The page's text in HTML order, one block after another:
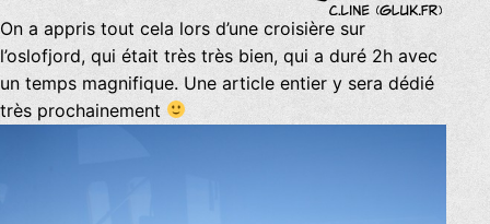
On a appris tout cela lors d’une croisière sur
l’oslofjord, qui était très très bien, qui a duré 2h avec
un temps magnifique. Une article entier y sera dédié
très prochainement